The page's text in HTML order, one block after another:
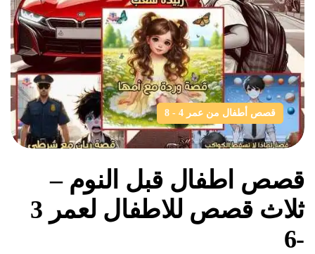
قصص أطفال من عمر 4 - 8
قصص اطفال قبل النوم –
ثلاث قصص للاطفال لعمر 3
-6